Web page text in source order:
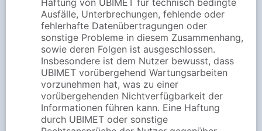
Haftung von UBIMET für technisch bedingte
Ausfälle, Unterbrechungen, fehlende oder
fehlerhafte Datenübertragungen oder
sonstige Probleme in diesem Zusammenhang,
sowie deren Folgen ist ausgeschlossen.
Insbesondere ist dem Nutzer bewusst, dass
UBIMET vorübergehend Wartungsarbeiten
vorzunehmen hat, was zu einer
vorübergehenden Nichtverfügbarkeit der
Informationen führen kann. Eine Haftung
durch UBIMET oder sonstige